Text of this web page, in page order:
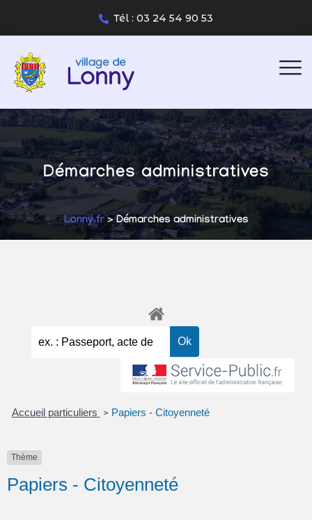
Tél : 03 24 54 90 53
Démarches administratives
Lonny.fr> Démarches administratives
Accueil particuliers > Papiers - Citoyenneté
Thème
Papiers - Citoyenneté